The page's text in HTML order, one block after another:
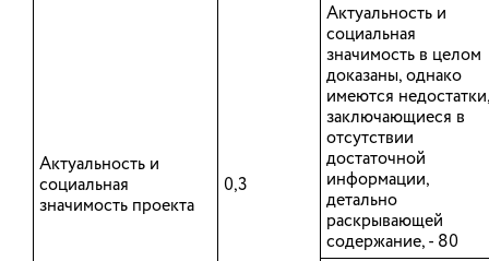
Гаврилово-Посадский
Заволжский
Актуальность и
социальная
значимость проекта
0,3
Актуальность и
социальная
значимость в целом
доказаны, однако
имеются недостатки,
заключающиеся в
отсутствии
достаточной
информации,
детально
раскрывающей
содержание, - 80